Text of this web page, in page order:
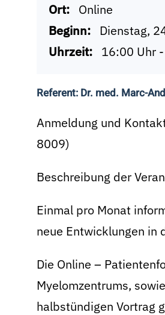
Ort:
Online
Beginn:
Dienstag,
Uhrzeit:
16:00 Uhr
Referent: Dr. med. Marc-
Anmeldung und
8009)
Beschreibung der
Einmal pro Monat
neue Entwicklungen in
Die Online –
Myelomzentrums,
halbstündigen Vortrag